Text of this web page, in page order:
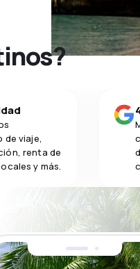
de viaje,
renta de
y más.